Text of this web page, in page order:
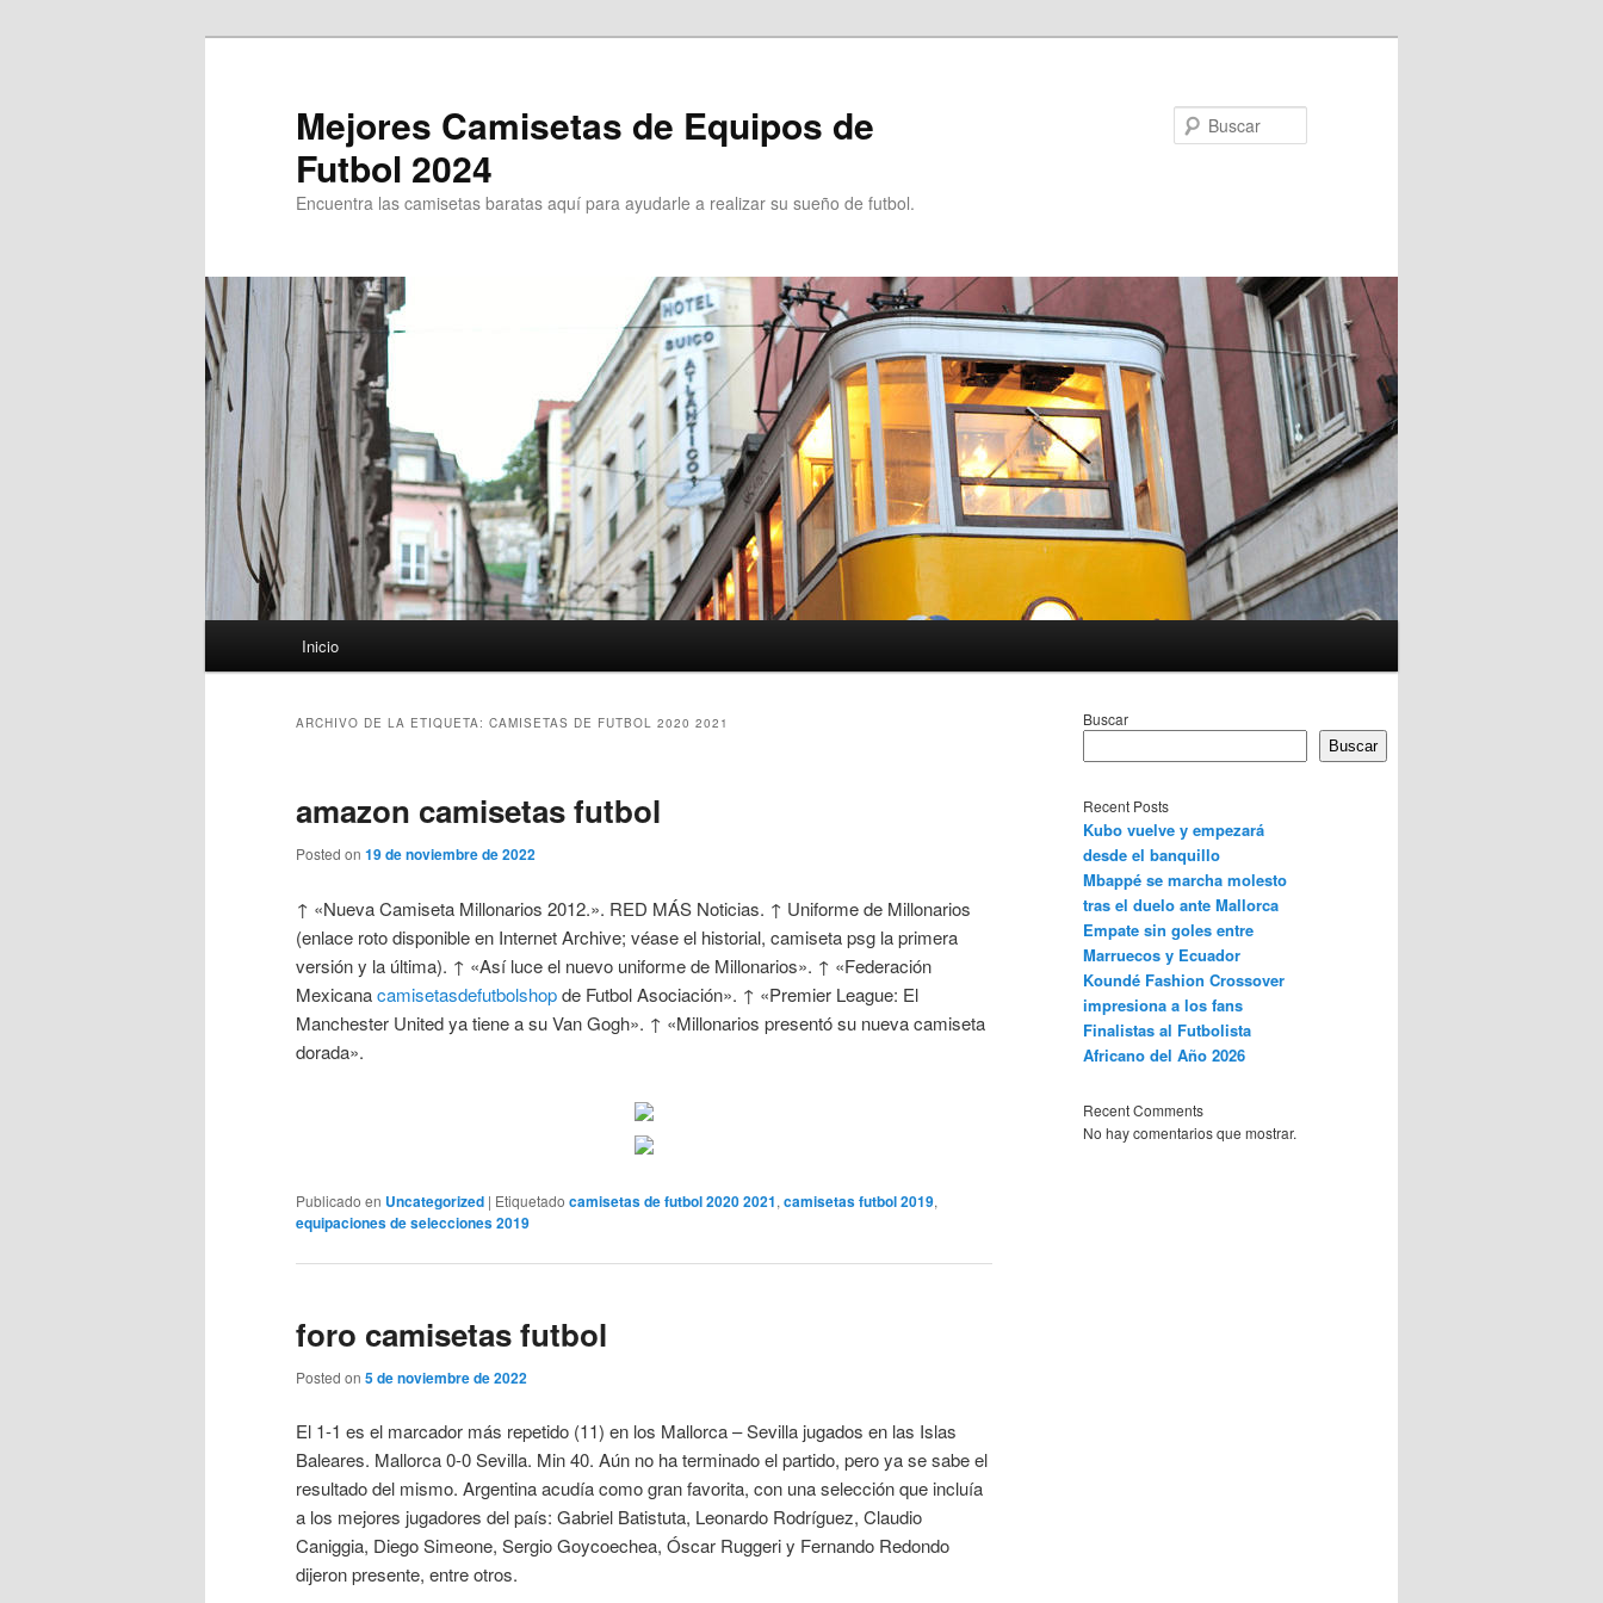
Mejores Camisetas de Equipos de
Futbol 2024
Encuentra las camisetas baratas aquí para ayudarle a realizar su sueño de futbol.
Inicio
ARCHIVO DE LA ETIQUETA: CAMISETAS DE FUTBOL 2020 2021
amazon camisetas futbol
Posted on 19 de noviembre de 2022
↑ «Nueva Camiseta Millonarios 2012.». RED MÁS Noticias. ↑ Uniforme de Millonarios
(enlace roto disponible en Internet Archive; véase el historial, camiseta psg la primera
versión y la última). ↑ «Así luce el nuevo uniforme de Millonarios». ↑ «Federación
Mexicanacamisetasdefutbolshopde Futbol Asociación». ↑ «Premier League: El
Manchester United ya tiene a su Van Gogh». ↑ «Millonarios presentó su nueva camiseta
dorada».
Publicado en Uncategorized | Etiquetado camisetas de futbol 2020 2021, camisetas futbol 2019,
equipaciones de selecciones 2019
foro camisetas futbol
Posted on 5 de noviembre de 2022
El 1-1 es el marcador más repetido (11) en los Mallorca – Sevilla jugados en las Islas
Baleares. Mallorca 0-0 Sevilla. Min 40. Aún no ha terminado el partido, pero ya se sabe el
resultado del mismo. Argentina acudía como gran favorita, con una selección que incluía
a los mejores jugadores del país: Gabriel Batistuta, Leonardo Rodríguez, Claudio
Caniggia, Diego Simeone, Sergio Goycoechea, Óscar Ruggeri y Fernando Redondo
dijeron presente, entre otros.
Buscar
Buscar
Recent Posts
Kubo vuelve y empezará
desde el banquillo
Mbappé se marcha molesto
tras el duelo ante Mallorca
Empate sin goles entre
Marruecos y Ecuador
Koundé Fashion Crossover
impresiona a los fans
Finalistas al Futbolista
Africano del Año 2026
Recent Comments
No hay comentarios que mostrar.